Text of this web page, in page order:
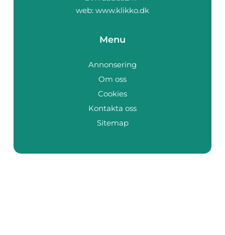
web: www.klikko.dk
Menu
Annonsering
Om oss
Cookies
Kontakta oss
Sitemap